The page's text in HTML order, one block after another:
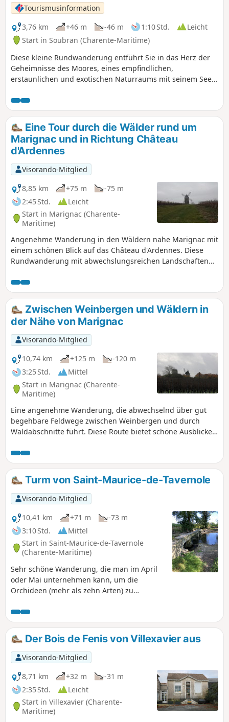
Tourismusinformation
3,76 km
+46 m -46 m 1:10 Std.
Leicht
Start in Soubran (Charente-Maritime)
Diese kleine Rundwanderung entführt Sie in das Herz der
Geheimnisse des Moores, eines empfindlichen,
erstaunlichen und exotischen Naturraums mit seinem See,
Espen, deren Laub sich im Herbst goldgelb färbt. Der
schattige und angenehme Rundweg führt weiter über
Straßen und Waldwege, bevor er wieder hinunter zum
Moor führt, wo man den Entdeckungspfad nehmen kann,
um die Tier- und Pflanzenarten kennenzulernen, die auf
den Tafeln entlang der angelegten Stege detailliert
beschrieben sind.
Eine Tour durch die Wälder rund um
Marignac und in Richtung Château
d'Ardennes
Visorando-Mitglied
8,85 km
+75 m
-75 m
2:45 Std.
Leicht
Start in Marignac (Charente-
Maritime)
Angenehme Wanderung in den Wäldern nahe Marignac mit
einem schönen Blick auf das Château d'Ardennes. Diese
Rundwanderung mit abwechslungsreichen Landschaften
Entdeckung des Château d'Ardennes beim Verlassen des
Waldes ist eine wahre Freude und eine schöne
Überraschung, wenn man den Zustand des Gebäudes
bedenkt.Zwischen Weinbergen und Wäldern in
der Nähe von Marignac
Visorando-Mitglied
10,74 km
+125 m
-120 m
3:25 Std.
Mittel
Start in Marignac (Charente-
Maritime)
Eine angenehme Wanderung, die abwechselnd über gut
begehbare Feldwege zwischen Weinbergen und durch
Waldabschnitte führt. Diese Route bietet schöne Ausblicke
Ruhe dieser Gegend zu genießen.
Turm von Saint-Maurice-de-Tavernole
Visorando-Mitglied
10,41 km
+71 m
-73 m
3:10 Std.
Mittel
Start in Saint-Maurice-de-Tavernole
(Charente-Maritime)
Sehr schöne Wanderung, die man im April
oder Mai unternehmen kann, um die
Orchideen (mehr als zehn Arten) zu
eine schöne Umgebung mit sehr schönen,
freien Ausblicken bietet. Vorsicht bei der
Überquerung der römischen Brücke, die
einzige Schwierigkeit, aber wichtig, wenn
man unter Höhenangst leidet. Es besteht die
Möglichkeit, sie zu umgehen.
Der Bois de Fenis von Villexavier aus
Visorando-Mitglied
8,71 km
+32 m
-31 m
2:35 Std.
Leicht
Start in Villexavier (Charente-
Maritime)